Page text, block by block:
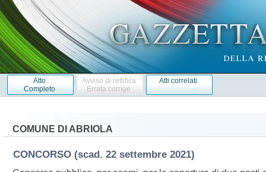
Atto
Completo
Avviso di rettifica
Errata corrige
Atti correlati
COMUNE DI ABRIOLA
CONCORSO (scad. 22 settembre 2021)